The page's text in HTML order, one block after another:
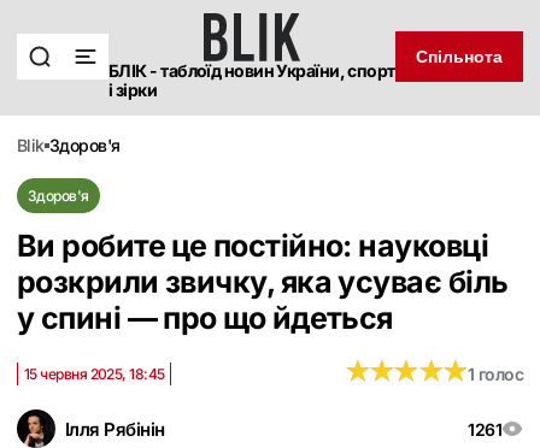
БЛІК - таблоїд новин України, спорт
і зірки
Спільнота
blik здоров'я
Здоров'я
Ви робите це постійно: науковці
розкрили звичку, яка усуває біль
у спині — про що йдеться
Ілля Рябінін 1261
15 червня 2025, 18:45 ★★★★★
★★★★★1 голос